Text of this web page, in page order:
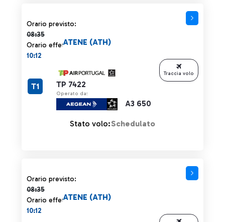
Orario previsto:
08:35
Orario previsto 08:35 barrato
Orario effettivo:
10:12
TP 7422
Operato da:
A3 650
ATENE (ATH)
T1
Stato volo:Schedulato
Traccia volo
Orario previsto:
08:35
Orario previsto 08:35 barrato
Orario effettivo:
10:12
ATENE (ATH)